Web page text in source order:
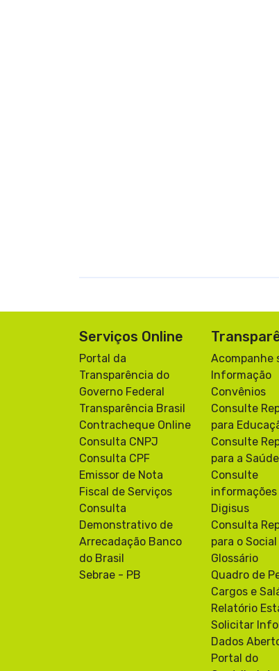
Serviços Online
Portal da
Transparência do
Governo Federal
Transparência Brasil
Contracheque Online
Consulta CNPJ
Consulta CPF
Emissor de Nota
Fiscal de Serviços
Consulta
Demonstrativo de
Arrecadação Banco
do Brasil
Sebrae - PB
Acompanhe
Informação
Convênios
Consulte
para
Consulte
para a Saúde
Consulte
informações
Digisus
Consulta
para o Social
Glossário
Quadro de
Cargos e
Relatório
Solicitar
Dados
Portal do